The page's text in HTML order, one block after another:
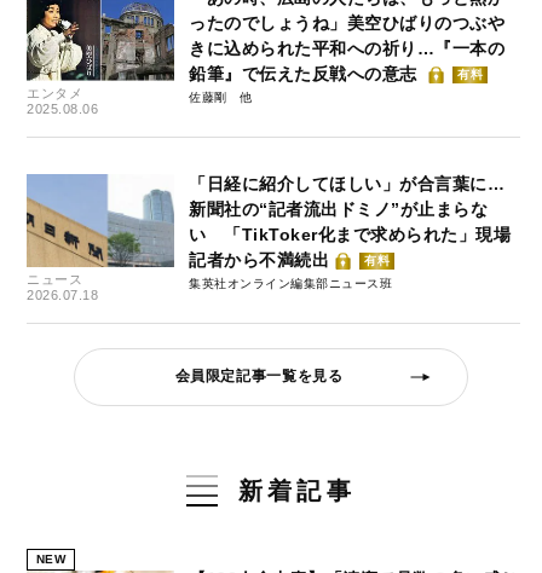
エンタメ
2025.08.06
ったのでしょうね」美空ひばりのつぶや
きに込められた平和への祈り…『一本の
鉛筆』で伝えた反戦への意志
有料
佐藤剛
ニュース
2026.07.18
「日経に紹介してほしい」が合言葉に…
新聞社の“記者流出ドミノ”が止まらな
い 「TikToker化まで求められた」現場
記者から不満続出
有料
集英社オンライン編集部ニュース班
会員限定記事一覧を見る
新着記事
NEW